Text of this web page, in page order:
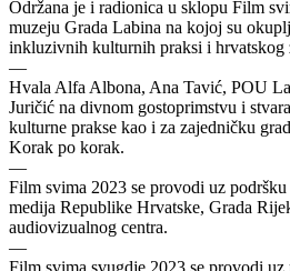
Održana je i radionica u sklopu Film
muzeju Grada Labina na kojoj su
inkluzivnih kulturnih praksi i hrvatskog
—
Hvala Alfa Albona, Ana Tavić, POU
Juričić na divnom gostoprimstvu i
kulturne prakse kao i za zajedničku
Korak po korak.
—
Film svima 2023 se provodi uz
medija Republike Hrvatske, Grada
audiovizualnog centra.
—